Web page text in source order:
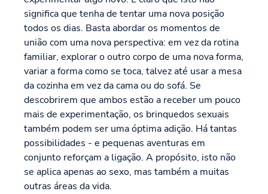
significa que tenha de tentar uma nova posição
todos os dias. Basta abordar os momentos de
união com uma nova perspectiva: em vez da rotina
familiar, explorar o outro corpo de uma nova forma,
variar a forma como se toca, talvez até usar a mesa
da cozinha em vez da cama ou do sofá. Se
descobrirem que ambos estão a receber um pouco
mais de experimentação, os brinquedos sexuais
também podem ser uma óptima adição. Há tantas
possibilidades - e pequenas aventuras em
conjunto reforçam a ligação. A propósito, isto não
se aplica apenas ao sexo, mas também a muitas
outras áreas da vida.